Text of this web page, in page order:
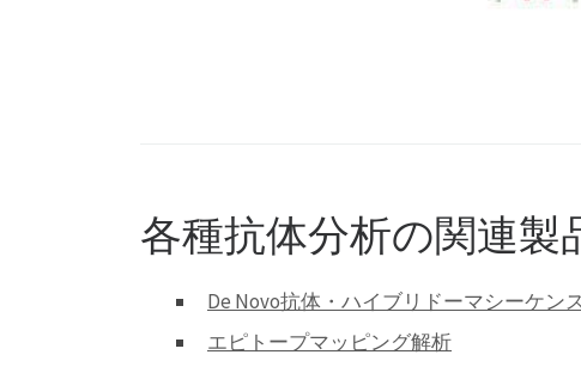
各種抗体分析の関連製
De Novo抗体・ハイブリドーマシーケン
エピトープマッピング解析